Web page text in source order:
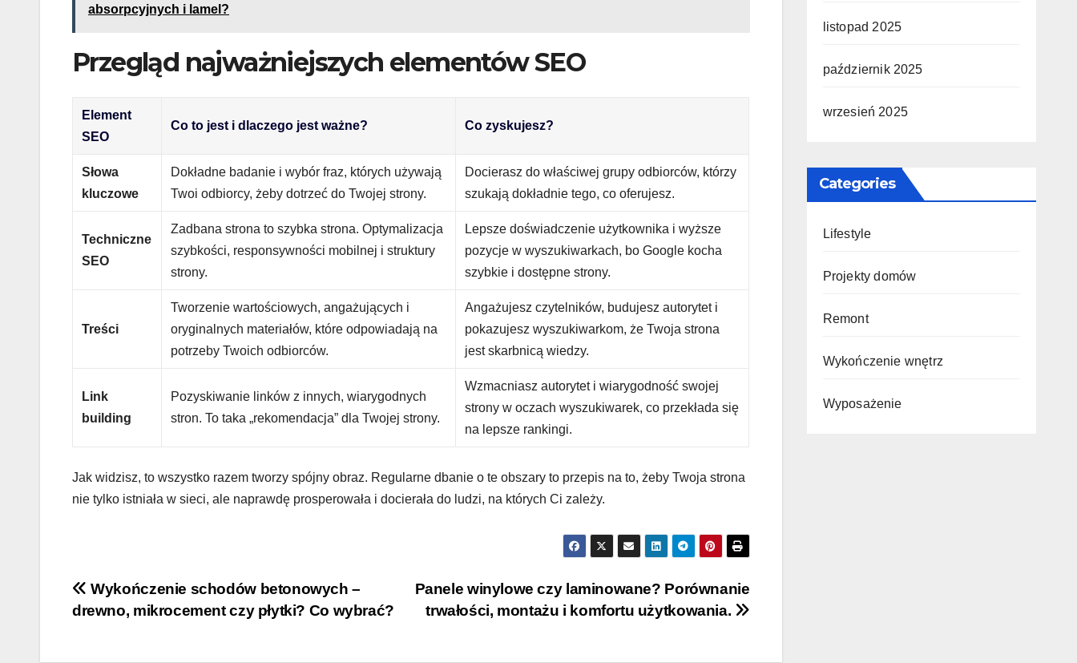
absorpcyjnych i lamel?
Przegląd najważniejszych elementów SEO
Element
SEO
Co to jest i dlaczego jest ważne? Co zyskujesz?
Słowa
kluczowe
Dokładne badanie i wybór fraz, których używają
Twoi odbiorcy, żeby dotrzeć do Twojej strony.
Docierasz do właściwej grupy odbiorców, którzy
szukają dokładnie tego, co oferujesz.
Techniczne
SEO
Zadbana strona to szybka strona. Optymalizacja
szybkości, responsywności mobilnej i struktury
strony.
Lepsze doświadczenie użytkownika i wyższe
pozycje w wyszukiwarkach, bo Google kocha
szybkie i dostępne strony.
Treści
Tworzenie wartościowych, angażujących i
oryginalnych materiałów, które odpowiadają na
potrzeby Twoich odbiorców.
Angażujesz czytelników, budujesz autorytet i
pokazujesz wyszukiwarkom, że Twoja strona
jest skarbnicą wiedzy.
Link
building
Pozyskiwanie linków z innych, wiarygodnych
stron. To taka „rekomendacja” dla Twojej strony.
Wzmacniasz autorytet i wiarygodność swojej
strony w oczach wyszukiwarek, co przekłada się
na lepsze rankingi.
Jak widzisz, to wszystko razem tworzy spójny obraz. Regularne dbanie o te obszary to przepis na to, żeby Twoja strona
nie tylko istniała w sieci, ale naprawdę prosperowała i docierała do ludzi, na których Ci zależy.
Nawigacja
wpisu
Panele winylowe czy laminowane? Porównanie
trwałości, montażu i komfortu użytkowania.
Wykończenie schodów betonowych –
drewno, mikrocement czy płytki? Co wybrać?
listopad 2025
październik 2025
wrzesień 2025
Categories
Lifestyle
Projekty domów
Remont
Wykończenie wnętrz
Wyposażenie